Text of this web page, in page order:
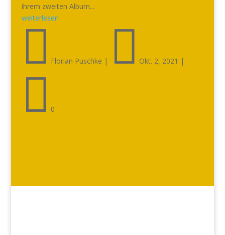
ihrem zweiten Album...
weiterlesen
 Florian Puschke |  Okt. 2, 2021 |
 0